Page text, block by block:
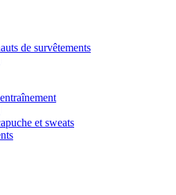
de survêtements
et sweats